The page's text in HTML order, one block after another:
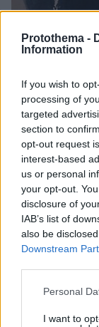
Protothema -
Information
If you wish to
processing of
targeted
section to
opt-out request
interest-based
us or personal
your opt-out.
disclosure of
IAB’s list of
also be
Downstream
Please note
not limited to
Personal
I want to
O Γεώργιος
Η ναυμαχία
αμφίρροπη.
Σαχτούρη, η
ζημιές. Κατά
εχθρικές
σοβράνο
χτυπά ο